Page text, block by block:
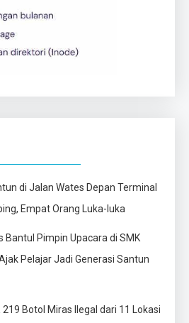
di Jalan Wates Depan Terminal
Empat Orang Luka-luka
Bantul Pimpin Upacara di SMK
Pelajar Jadi Generasi Santun
Botol Miras Ilegal dari 11 Lokasi